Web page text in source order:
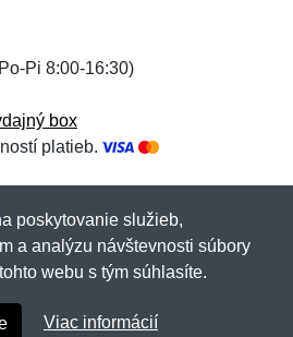
Pi 8:00-16:30)
box
platieb.
(19 rokov s vami)Netnakup.sk
poskytovanie služieb,
a analýzu návštevnosti súbory
webu s tým súhlasíte.
Viac informácií